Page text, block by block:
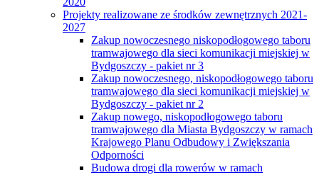
Projekty realizowane ze środków zewnętrznych 2021-
2027
Zakup nowoczesnego niskopodłogowego taboru
tramwajowego dla sieci komunikacji miejskiej w
Bydgoszczy - pakiet nr 3
Zakup nowoczesnego, niskopodłogowego taboru
tramwajowego dla sieci komunikacji miejskiej w
Bydgoszczy - pakiet nr 2
Zakup nowego, niskopodłogowego taboru
tramwajowego dla Miasta Bydgoszczy w ramach
Krajowego Planu Odbudowy i Zwiększania
Odporności
Budowa drogi dla rowerów w ramach